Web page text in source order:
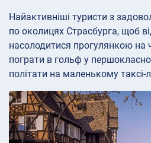
Найактивніші туристи з
по околицях Страсбурга, щоб
насолодитися прогулянкою на
пограти в гольф у
політати на маленькому таксі-